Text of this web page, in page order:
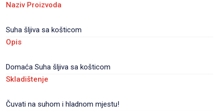
količina
Naziv Proizvoda
Suha šljiva sa košticom
Opis
Domaća Suha šljiva sa košticom
Skladištenje
Čuvati na suhom i hladnom mjestu!